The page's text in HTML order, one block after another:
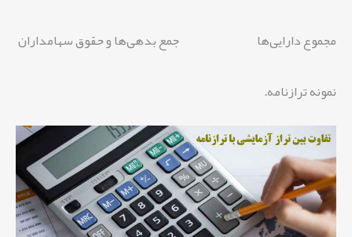
مجموع دارایی‌ها جمع بدهی‌ها و حقوق سهامداران
نمونه ترازنامه.